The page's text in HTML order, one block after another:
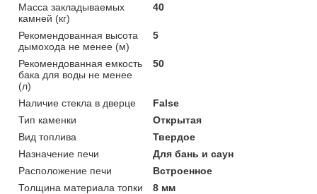
Масса закладываемых
камней (кг)
40
Рекомендованная высота
дымохода не менее (м)
5
Рекомендованная емкость
бака для воды не менее
(л)
50
Наличие стекла в дверце
False
Тип каменки
Открытая
Вид топлива
Твердое
Назначение печи
Для бань и саун
Расположение печи
Встроенное
Толщина материала топки
8 мм